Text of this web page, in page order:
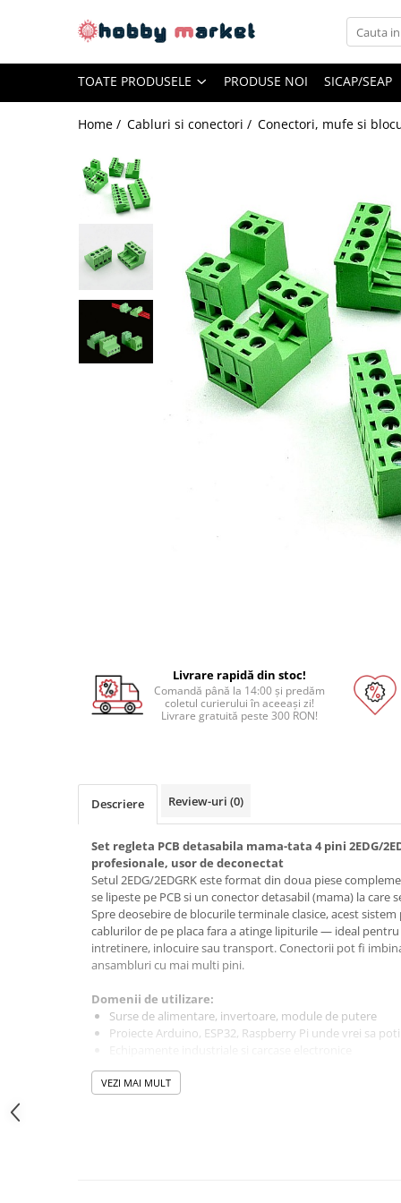
PLA SILK
Piese si componente imprimante
Piese electrice si electronice
Module balansare
Incarcare, descarcare si afisare
Placi dezvoltare
Module Wireless
Senzori Arduino
pentru Arduino
Termostate
Ecrane LCD, TFT, OLED
Motoare si variatoare
Variatoare turatie motoare
Surse de alimentare
TOATE PRODUSELE PRODUSE NOI SICAP/SEAP
Home / Cabluri si conectori / Conectori, mufe si
Livrare rapidă din stoc!
Comandă până la 14:00 și predăm
coletul curierului în aceeași zi!
Livrare gratuită peste 300 RON!
Descriere Review-uri (0)
Set regleta PCB detasabila mama-tata 4 pini 2EDG/
profesionale, usor de deconectat
Setul 2EDG/2EDGRK este format din doua piese
se lipeste pe PCB si un conector detasabil (mama) la care
Spre deosebire de blocurile terminale clasice, acest
cablurilor de pe placa fara a atinge lipiturile — ideal
intretinere, inlocuire sau transport. Conectorii pot fi
ansambluri cu mai multi pini.
Domenii de utilizare:
Surse de alimentare, invertoare, module de putere
Proiecte Arduino, ESP32, Raspberry Pi unde vrei sa
Prototipuri si produse finale care necesita conexiuni
VEZI MAI MULT